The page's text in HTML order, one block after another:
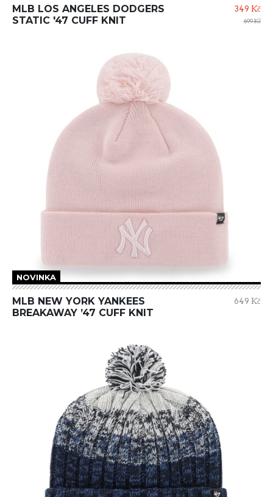
MLB LOS ANGELES DODGERS
STATIC '47 CUFF KNIT
349 Kč
699 Kč
NOVINKA
MLB NEW YORK YANKEES
BREAKAWAY ’47 CUFF KNIT
649 Kč